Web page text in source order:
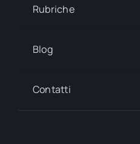
Rubriche
Blog
Contatti